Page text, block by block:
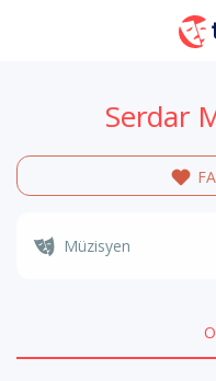
Serdar
Müzisyen